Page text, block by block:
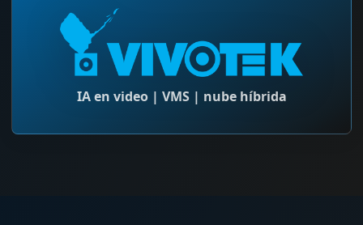
IA en video | VMS | nube híbrida